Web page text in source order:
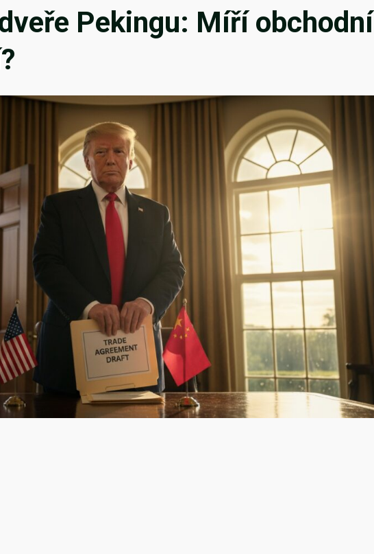
Pekingu: Míří obchodní